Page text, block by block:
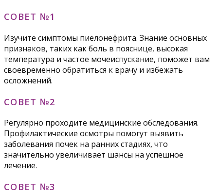
СОВЕТ №1
Изучите симптомы пиелонефрита. Знание основных
признаков, таких как боль в пояснице, высокая
температура и частое мочеиспускание, поможет вам
своевременно обратиться к врачу и избежать
осложнений.
СОВЕТ №2
Регулярно проходите медицинские обследования.
Профилактические осмотры помогут выявить
заболевания почек на ранних стадиях, что
значительно увеличивает шансы на успешное
лечение.
СОВЕТ №3